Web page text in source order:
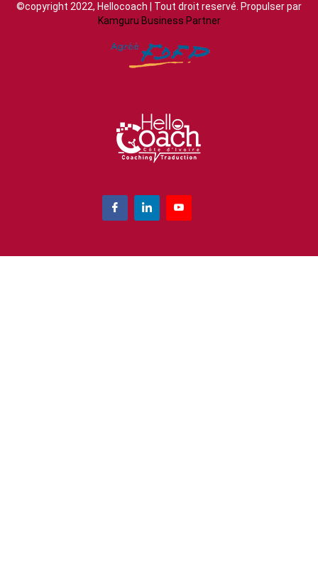
©copyright 2022, Hellocoach | Tout droit reservé. Propulser par
Kamguru Business Partner